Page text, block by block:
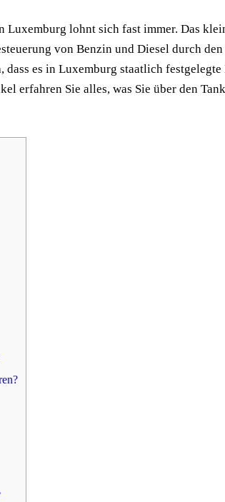
lohnt sich fast immer. Das
von Benzin und Diesel durch
es in Luxemburg staatlich
erfahren Sie alles, was Sie über den